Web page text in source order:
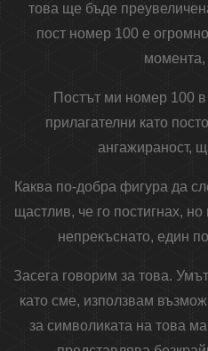
това ще бъде
пост номер 100 е
момента,
Постът ми номер 100
прилагателни като
ангажираност,
Каква по-добра фигура да
щастлив, че го постигнах,
непрекъснато, един
Засега говорим за това.
като сме, използвам
за символиката на това